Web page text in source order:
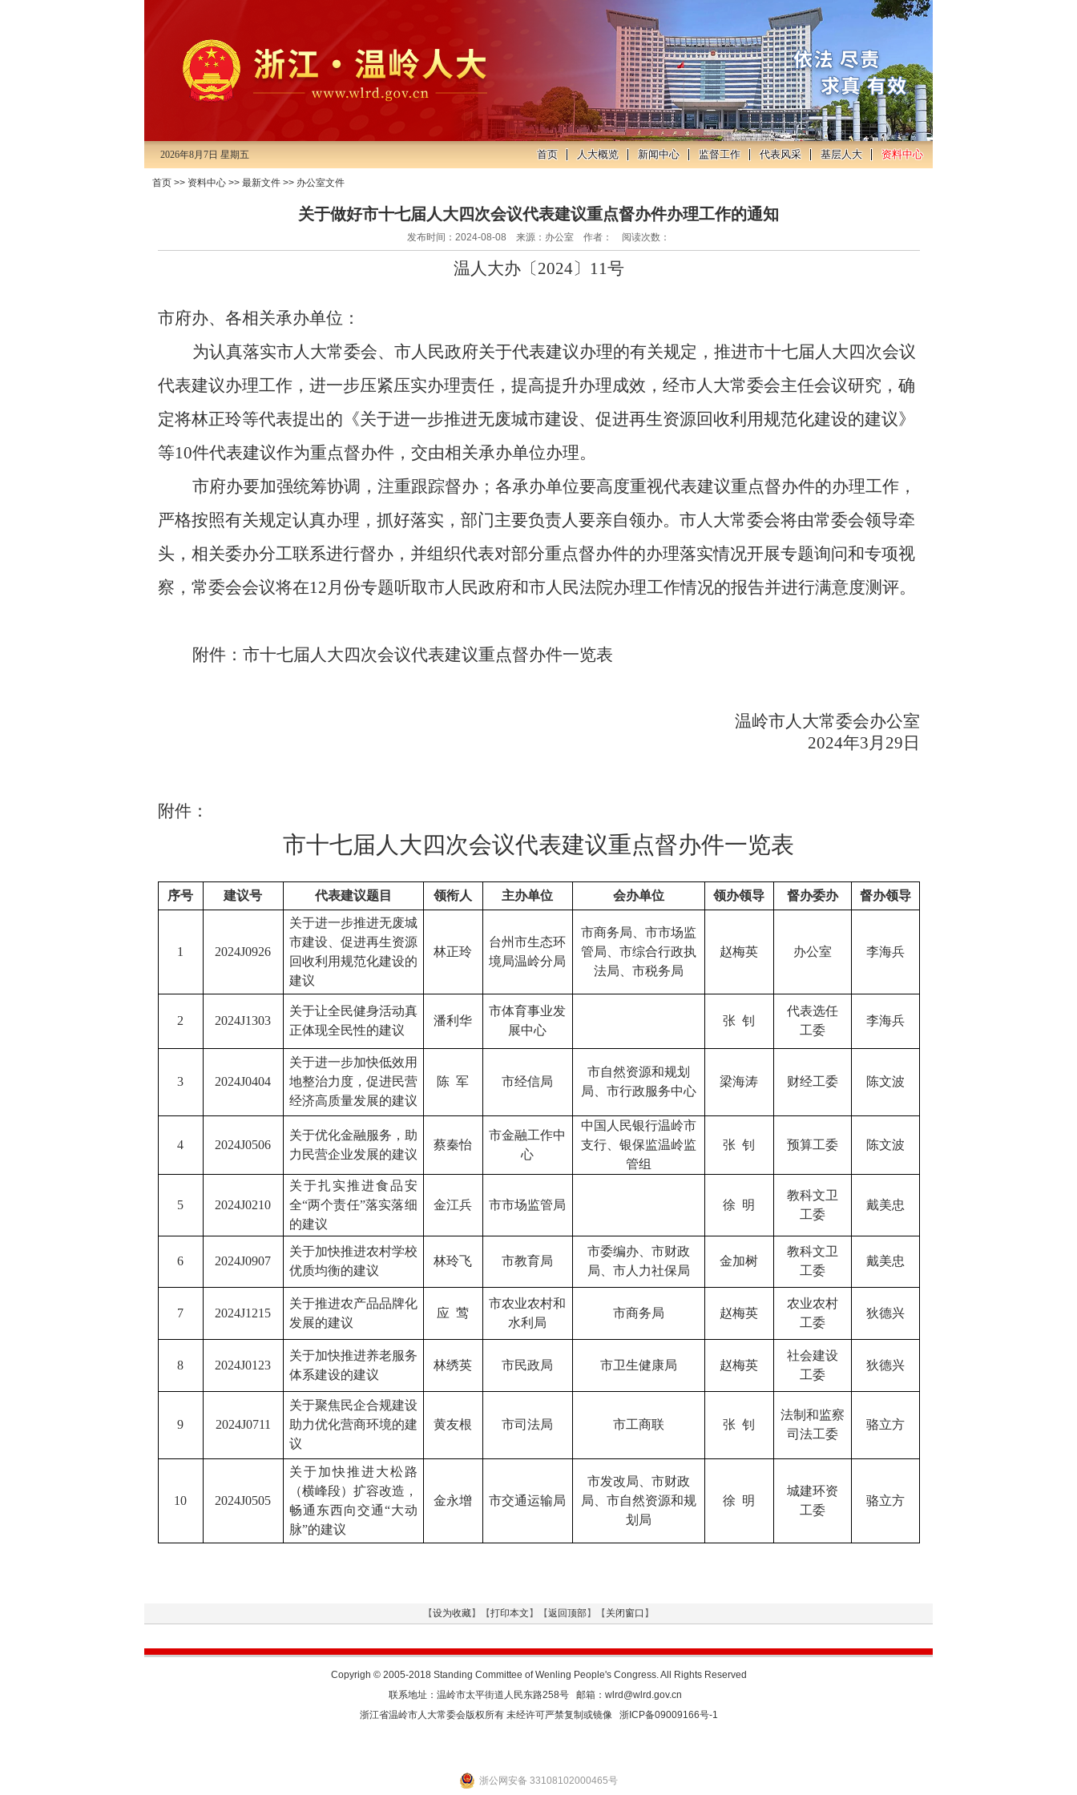
2026年8月7日 星期五 首页 人大概览 新闻中心 监督工作 代表风采 基层人大 资料中心
首页 >> 资料中心 >> 最新文件 >> 办公室文件
关于做好市十七届人大四次会议代表建议重点督办件办理工作的通知
发布时间：2024-08-08 来源：办公室 作者： 阅读次数：
温人大办〔2024〕 11号
市府办、 各相关承办单位 ：
为认真落实市人大常委会、市人民政府关于代表建议办理的有关规定，推进市十七届人大四次会议
代表建议办理工作，进一步压紧压实办理责任， 提高提升办理成效，经市人大常委会主任会议研究，确
定将林正玲等代表提出的《关于进一步推进无废城市建设、促进再生资源回收利用规范化建设的建议》
等10件代表建议作为重点督办件，交由相关承办单位办理。
市府办要加强统筹协调， 注重跟踪督办；各承办单位要高度重视代表建议重点督办件的办理工作，
严格按照有关规定认真办理，抓好落实 ， 部门主要负责人要亲自领办。市人大常委会将由常委会领导牵
头，相关委办分工联系进行督办，并组织代表对部分重点督办件的办理落实情况开展专题询问和专项视
察，常委会会议将在12月份专题听取市人民政府和市人民法院办理工作情况的报告并进行满意度测评。
附件：市十七届人大四次会议代表建议重点督办件一览表
温岭市人大常委会办公室
2024年3月 29 日
附件：
市十七届人大四次会议代表建议重点督办件一览表
序号 建议号 代表建议题目 领衔人 主办单位 会办单位 领办领导 督办委办 督办领导
1 2024J0926
关于进一步推进无废城
市建设、促进再生资源
回收利用规范化建设的
建议
林正玲
台州市生态环
境局温岭分局
市商务局、市市场监
管局、市综合行政执
法局、市税务局
赵梅英 办公室 李海兵
2 2024J1303
关于让全民健身活动真
正体现全民性的建议
潘利华
市体育事业发
展中心
张 钊
代表选任
工委
李海兵
3 2024J0404
关于进一步加快低效用
地整治力度，促进民营
经济高质量发展的建议
陈 军 市经信局
市自然资源和规划
局 、市行政服务中心
梁海涛 财经工委 陈文波
4 2024J0506
关于优化金融服务，助
力民营企业发展的建议
蔡秦怡
市金融工作中
心
中国人民银行温岭市
支行、银保监温岭监
管组
张 钊 预算工委 陈文波
5 2024J0210
关于扎实推进食品安
全“两个责任”落实落细
的建议
金江兵 市市场监管局 徐 明
教科文卫
工委
戴美忠
6 2024J0907
关于加快推进农村学校
优质均衡的建议
林玲飞 市教育局
市委编办、市财政
局、市人力社保局
金加树
教科文卫
工委
戴美忠
7 2024J1215
关于推进农产品品牌化
发展的建议
应 莺
市农业农村和
水利局
市商务局 赵梅英
农业农村
工委
狄德兴
8 2024J0123
关于加快推进养老服务
体系建设的建议
林绣英 市民政局 市卫生健康局 赵梅英
社会建设
工委
狄德兴
9 2024J0711
关于聚焦民企合规建设
助力优化营商环境的建
议
黄友根 市司法局 市工商联 张 钊
法制和监察
司法工委
骆立方
10 2024J0505
关于加快推进大松路
（横峰段）扩容改造，
畅通东西向交通“大动
脉”的建议
金永增 市交通运输局
市发改局 、市财政
局、市自然资源和规
划局
徐 明
城建环资
工委
骆立方
【设为收藏】【打印本文 】【返回顶部】【 关闭窗口 】
Copyrigh © 2005-2018 Standing Committee of Wenling People's Congress. All Rights Reserved
联系地址：温岭市太平街道人民东路258号 邮箱：wlrd@wlrd.gov.cn
浙江省温岭市人大常委会版权所有 未经许可严禁复制或镜像 浙ICP备09009166号-1
浙公网安备 33108102000465号